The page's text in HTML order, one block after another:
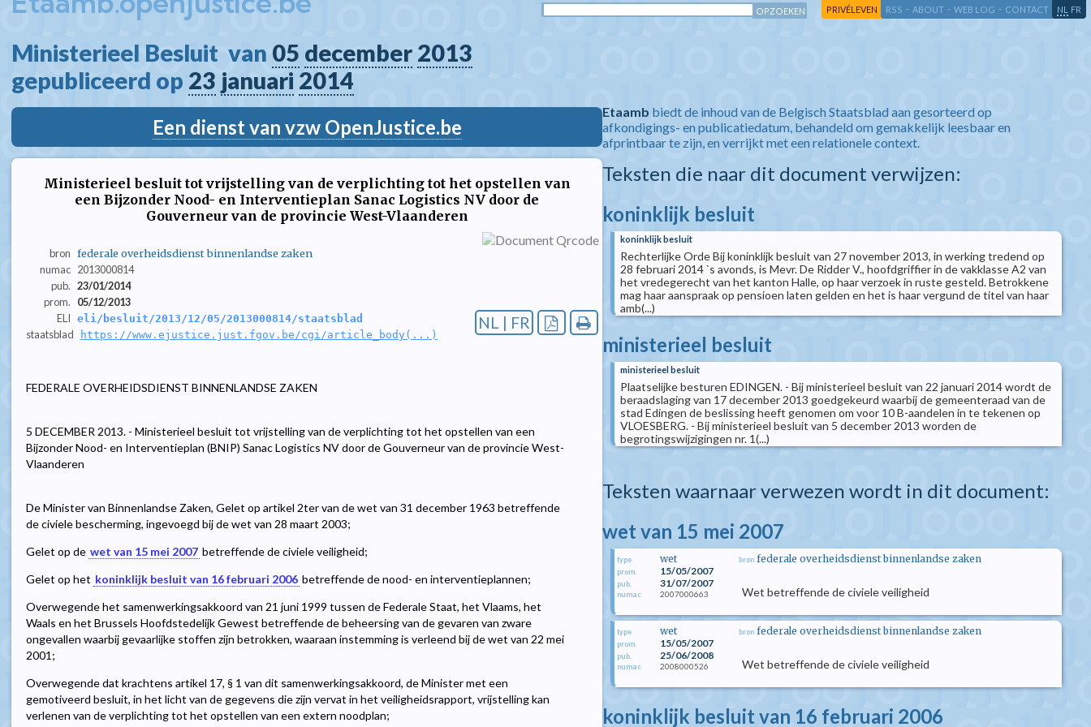
PRIVÉLEVEN RSS - ABOUT - WEB LOG - CONTACT NL FR
Ministerieel Besluit  van 05 december 2013
gepubliceerd op 23 januari 2014
Een dienst van vzw OpenJustice.be
Ministerieel besluit tot vrijstelling van de verplichting tot het opstellen van
een Bijzonder Nood- en Interventieplan Sanac Logistics NV door de
Gouverneur van de provincie West-Vlaanderen
bron federale overheidsdienst binnenlandse zaken
numac 2013000814
pub. 23/01/2014
prom.
05/12/2013
ELI eli/besluit/2013/12/05/2013000814/staatsblad
staatsblad https://www.ejustice.just.fgov.be/cgi/article_body(...)
NL | FR
FEDERALE OVERHEIDSDIENST BINNENLANDSE ZAKEN
5 DECEMBER 2013. - Ministerieel besluit tot vrijstelling van de verplichting tot het opstellen van een
Bijzonder Nood- en Interventieplan (BNIP) Sanac Logistics NV door de Gouverneur van de provincie West-
Vlaanderen
De Minister van Binnenlandse Zaken, Gelet op artikel 2ter van de wet van 31 december 1963 betreffende
de civiele bescherming, ingevoegd bij de wet van 28 maart 2003;
Gelet op de wet van 15 mei 2007 betreffende de civiele veiligheid;
Gelet op het koninklijk besluit van 16 februari 2006 betreffende de nood- en interventieplannen;
Overwegende het samenwerkingsakkoord van 21 juni 1999 tussen de Federale Staat, het Vlaams, het
Waals en het Brussels Hoofdstedelijk Gewest betreffende de beheersing van de gevaren van zware
ongevallen waarbij gevaarlijke stoffen zijn betrokken, waaraan instemming is verleend bij de wet van 22 mei
2001;
Overwegende dat krachtens artikel 17, § 1 van dit samenwerkingsakkoord, de Minister met een
gemotiveerd besluit, in het licht van de gegevens die zijn vervat in het veiligheidsrapport, vrijstelling kan
verlenen van de verplichting tot het opstellen van een extern noodplan;
Etaamb biedt de inhoud van de Belgisch Staatsblad aan gesorteerd op
afkondigings- en publicatiedatum, behandeld om gemakkelijk leesbaar en
afprintbaar te zijn, en verrijkt met een relationele context.
Teksten die naar dit document verwijzen:
koninklijk besluit
koninklijk besluit
Rechterlijke Orde Bij koninklijk besluit van 27 november 2013, in werking tredend op
28 februari 2014 `s avonds, is Mevr. De Ridder V., hoofdgriffier in de vakklasse A2 van
het vredegerecht van het kanton Halle, op haar verzoek in ruste gesteld. Betrokkene
mag haar aanspraak op pensioen laten gelden en het is haar vergund de titel van haar
amb(...)
ministerieel besluit
ministerieel besluit
Plaatselijke besturen EDINGEN. - Bij ministerieel besluit van 22 januari 2014 wordt de
beraadslaging van 17 december 2013 goedgekeurd waarbij de gemeenteraad van de
stad Edingen de beslissing heeft genomen om voor 10 B-aandelen in te tekenen op
VLOESBERG. - Bij ministerieel besluit van 5 december 2013 worden de
begrotingswijzigingen nr. 1(...)
Teksten waarnaar verwezen wordt in dit document:
wet van 15 mei 2007
type wet
prom. 15/05/2007
pub. 31/07/2007
numac 2007000663
bron federale overheidsdienst binnenlandse zaken
Wet betreffende de civiele veiligheid
type wet
prom. 15/05/2007
pub. 25/06/2008
numac 2008000526
bron federale overheidsdienst binnenlandse zaken
Wet betreffende de civiele veiligheid
koninklijk besluit van 16 februari 2006